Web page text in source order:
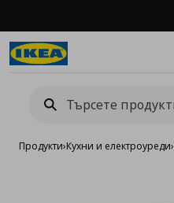
Продукти›Кухни и електроуреди›